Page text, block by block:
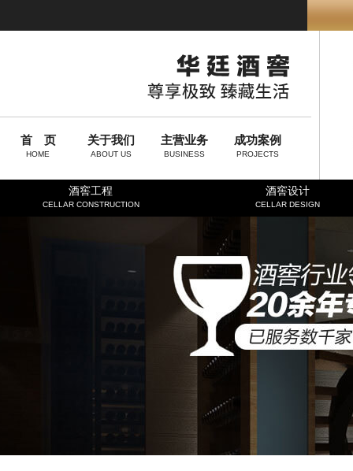
首 页
HOME
关于我们
ABOUT US
主营业务
BUSINESS
成功案例
PROJECTS
酒窖工程
CELLAR CONSTRUCTION
酒窖设计
CELLAR DESIGN